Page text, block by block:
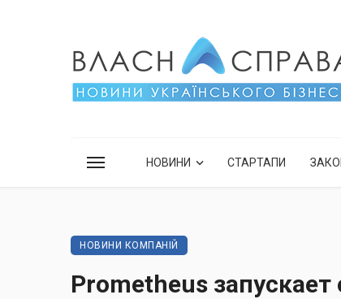
НОВИНИ СТАРТАПИ
НОВИНИ КОМПАНІЙ
Prometheus